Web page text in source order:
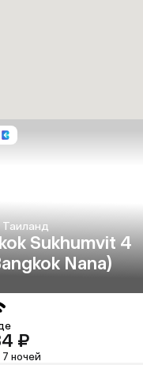
Таиланд
Sukhumvit 4
Nana)
₽
7 ночей